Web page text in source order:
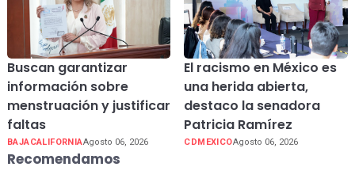
Buscan garantizar
información sobre
menstruación y justificar
faltas
BAJACALIFORNIAAgosto 06, 2026
El racismo en México es
una herida abierta,
destaco la senadora
Patricia Ramírez
CDMEXICOAgosto 06, 2026
Recomendamos